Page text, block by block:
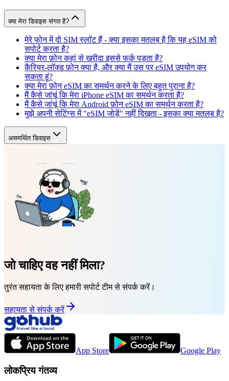
क्या मेरा डिवाइस संगत है?
मेरे फोन में दो SIM स्लॉट हैं - क्या इसका मतलब है कि यह eSIM को
सपोर्ट करता है?
क्या मेरा फ़ोन कहां से खरीदा इससे फर्क पड़ता है?
कैरियर-लॉक्ड फ़ोन क्या है, और क्या मैं उस पर eSIM उपयोग कर
सकता हूं?
क्या मेरा फ़ोन eSIM का समर्थन करने के लिए बहुत पुराना है?
मैं कैसे जांचूं कि मेरा iPhone eSIM का समर्थन करता है?
मैं कैसे जांचूं कि मेरा Android फ़ोन eSIM का समर्थन करता है?
मुझे अपनी सेटिंग्स में "eSIM जोड़ें" नहीं दिखता - इसका क्या मतलब है?
असमर्थित डिवाइस
जो चाहिए वह नहीं मिला?
तुरंत सहायता के लिए हमारी सपोर्ट टीम से संपर्क करें।
सहायता से संपर्क करें
App Store Google Play
लोकप्रिय गंतव्य